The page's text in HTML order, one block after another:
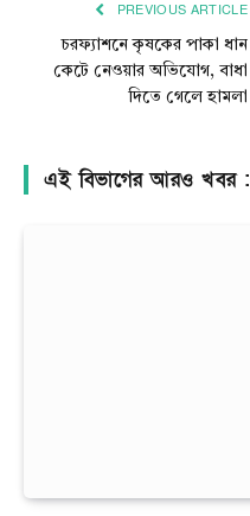
PREVIOUS ARTICLE
চরফ্যাশনে কৃষকের পাকা ধান
কেটে নেওয়ার অভিযোগ, বাধা
দিতে গেলে হামলা
এই বিভাগের আরও খবর :